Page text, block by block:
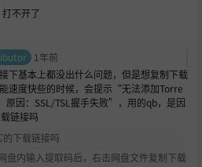
打不开了
1年前
下基本上都没出什么问题，但是想复制下载
速度快些的时候，会提示“无法添加Torre
原因：SSL/TSL握手失败”，用的qb，是因
链接吗
下载链接吗
盘内输入提取码后，右击网盘文件复制下载